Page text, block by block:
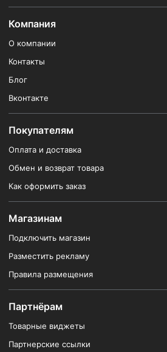
Компания
О компании
Контакты
Блог
Вконтакте
Покупателям
Оплата и доставка
Обмен и возврат товара
Как оформить заказ
Магазинам
Подключить магазин
Разместить рекламу
Правила размещения
Партнёрам
Товарные виджеты
Партнерские ссылки